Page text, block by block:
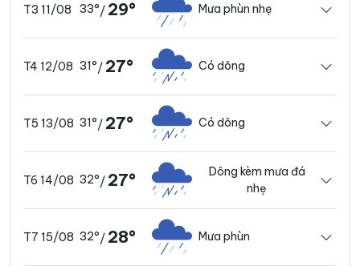
T3 11/08 33°/ 29° Mưa phùn nhẹ
T4 12/08 31°/ 27° Có dông
T5 13/08 31°/ 27° Có dông
T6 14/08 32°/ 27°
Dông kèm mưa đá
nhẹ
T7 15/08 32°/ 28° Mưa phùn